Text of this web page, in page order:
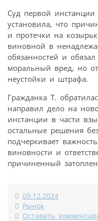
Суд первой инстанции
установила, что
и протечки на
виновной в
обязанностей и
моральный вред, но
неустойки и штрафа.
Гражданка Т.
направил дело на
инстанции в части
остальные решения
подчеркивает
виновности и
причиненный
09.12.2024
Рынок
Оставить